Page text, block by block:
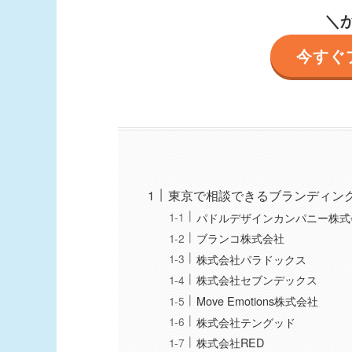
＼
今すぐ
東京で相談できるブランディン
パドルデザインカンパニー株
ブランコ株式会社
株式会社パラドックス
株式会社セブンデックス
Move Emotions株式会社
株式会社テングッド
株式会社RED